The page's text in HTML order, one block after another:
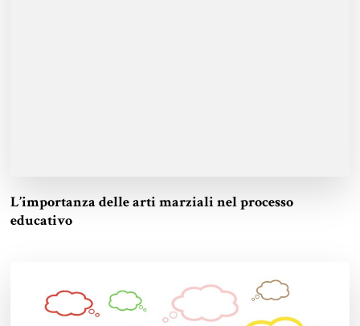
L’importanza delle arti marziali nel processo
educativo